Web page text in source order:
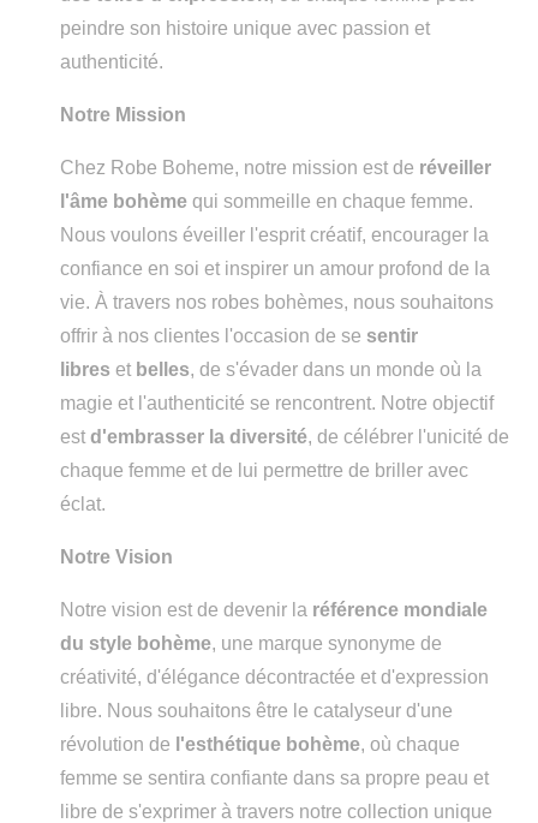
peindre son histoire unique avec passion et
authenticité.
Notre Mission
Chez Robe Boheme, notre mission est de réveiller
l'âme bohème qui sommeille en chaque femme.
Nous voulons éveiller l'esprit créatif, encourager la
confiance en soi et inspirer un amour profond de la
vie. À travers nos robes bohèmes, nous souhaitons
offrir à nos clientes l'occasion de se sentir
libres et belles, de s'évader dans un monde où la
magie et l'authenticité se rencontrent. Notre objectif
estd'embrasser la diversité, de célébrer l'unicité de
chaque femme et de lui permettre de briller avec
éclat.
Notre Vision
Notre vision est de devenir la référence mondiale
du style bohème, une marque synonyme de
créativité, d'élégance décontractée et d'expression
libre. Nous souhaitons être le catalyseur d'une
révolution de l'esthétique bohème, où chaque
femme se sentira confiante dans sa propre peau et
libre de s'exprimer à travers notre collection unique